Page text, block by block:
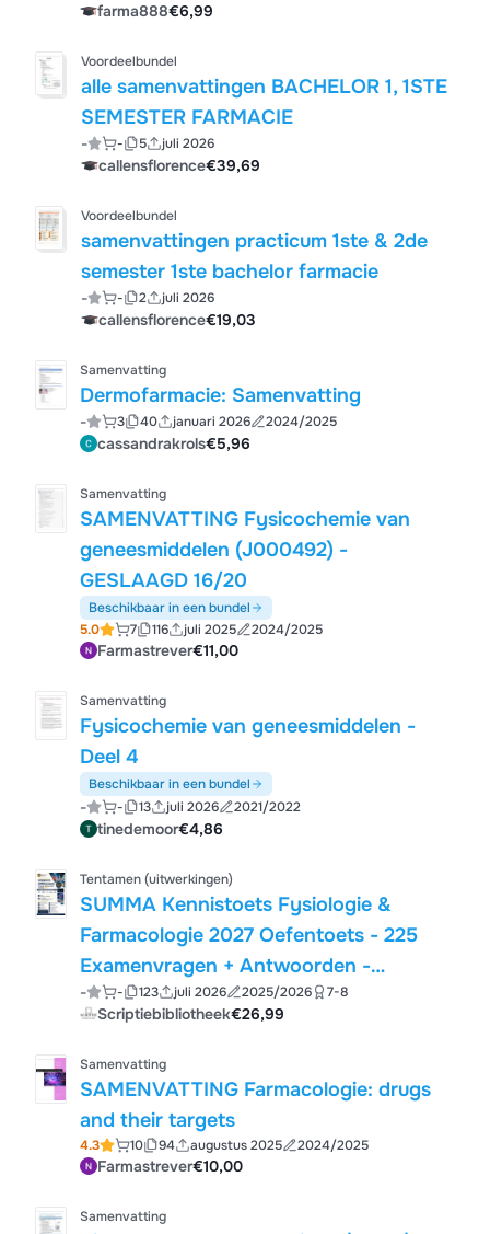
farma888€6,99
Voordeelbundel
alle samenvattingen BACHELOR 1, 1STE
SEMESTER FARMACIE
- - 5 juli 2026
callensflorence€39,69
Voordeelbundel
samenvattingen practicum 1ste & 2de
semester 1ste bachelor farmacie
- - 2 juli 2026
callensflorence€19,03
Samenvatting
Dermofarmacie: Samenvatting
- 3 40 januari 2026 2024/2025
cassandrakrols€5,96
Samenvatting
SAMENVATTING Fysicochemie van
geneesmiddelen (J000492) -
GESLAAGD 16/20
Beschikbaar in een bundel
5.0
7 116 juli 2025 2024/2025
Farmastrever€11,00
Samenvatting
Fysicochemie van geneesmiddelen -
Deel 4
Beschikbaar in een bundel
- - 13 juli 2026 2021/2022
tinedemoor€4,86
Tentamen (uitwerkingen)
SUMMA Kennistoets Fysiologie &
Farmacologie 2027 Oefentoets - 225
Examenvragen + Antwoorden -
Toelatingstoets Examentraining -
Compleet Studiepakket
- - 123 juli 2026 2025/2026 7-8
Scriptiebibliotheek€26,99
Samenvatting
SAMENVATTING Farmacologie: drugs
and their targets
4.3 10 94 augustus 2025 2024/2025
Farmastrever€10,00
Samenvatting